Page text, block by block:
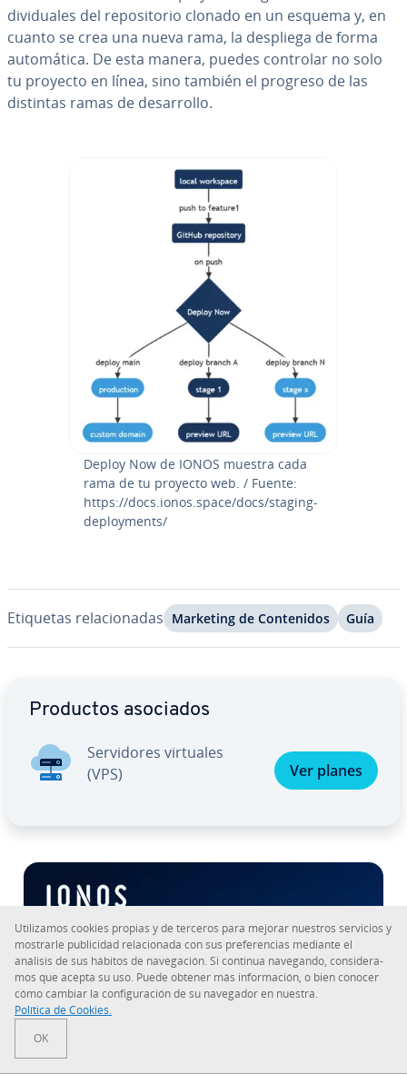
di­vi­dua­les del re­po­si­to­rio clonado en un esquema y, en
cuanto se crea una nueva rama, la despliega de forma
au­to­má­ti­ca. De esta manera, puedes controlar no solo
tu proyecto en línea, sino también el progreso de las
distintas ramas de de­sa­rro­llo.
Deploy Now de IONOS muestra cada
rama de tu proyecto web. / Fuente:
https://docs.ionos.space/docs/staging-
de­plo­y­me­nts/
Etiquetas re­la­cio­na­das Marketing de Co­n­te­ni­dos Guía
Productos asociados
Se­r­vi­do­res virtuales
(VPS)
Ver planes
Uti­li­za­mos cookies propias y de terceros para mejorar nuestros servicios y
mostrarle pu­bli­ci­dad re­la­cio­na­da con sus pre­fe­re­n­cias mediante el
análisis de sus hábitos de na­ve­ga­ción. Si continua navegando, co­n­si­de­ra­
mos que acepta su uso. Puede obtener más in­fo­r­ma­ción, o bien conocer
cómo cambiar la co­n­fi­gu­ra­ción de su navegador en nuestra.
Política de Cookies.
OK